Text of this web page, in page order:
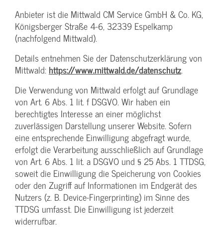
Anbieter ist die Mittwald CM Service GmbH & Co. KG,
Königsberger Straße 4-6, 32339 Espelkamp
(nachfolgend Mittwald).
Details entnehmen Sie der Datenschutzerklärung von
Mittwald: https://www.mittwald.de/datenschutz.
Die Verwendung von Mittwald erfolgt auf Grundlage
von Art. 6 Abs. 1 lit. f DSGVO. Wir haben ein
berechtigtes Interesse an einer möglichst
zuverlässigen Darstellung unserer Website. Sofern
eine entsprechende Einwilligung abgefragt wurde,
erfolgt die Verarbeitung ausschließlich auf Grundlage
von Art. 6 Abs. 1 lit. a DSGVO und § 25 Abs. 1 TTDSG,
soweit die Einwilligung die Speicherung von Cookies
oder den Zugriff auf Informationen im Endgerät des
Nutzers (z. B. Device-Fingerprinting) im Sinne des
TTDSG umfasst. Die Einwilligung ist jederzeit
widerrufbar.